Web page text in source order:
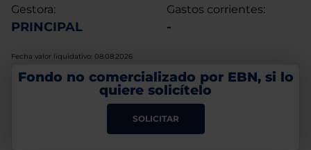
Gestora:
PRINCIPAL
Gastos corrientes:
-
Fecha valor liquidativo: 08.08.2026
Fondo no comercializado por EBN, si lo
quiere solicítelo
SOLICITAR